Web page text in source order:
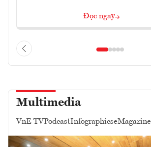
Đọc ngay
Multimedia
VnE TVPodcastInfographicseMagazine